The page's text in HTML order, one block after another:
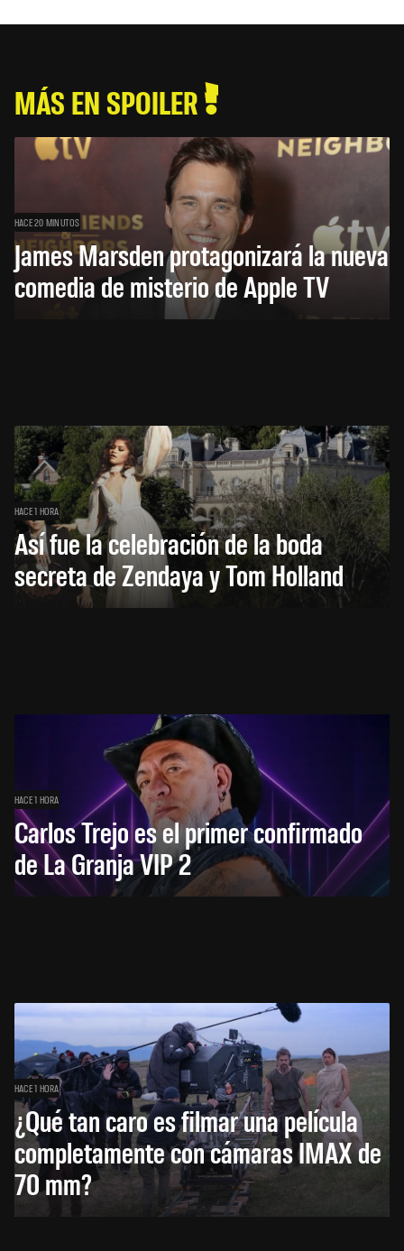
MÁS EN SPOILER
HACE 20 MINUTOS
James Marsden protagonizará la nueva
comedia de misterio de Apple TV
HACE 1 HORA
Así fue la celebración de la boda
secreta de Zendaya y Tom Holland
HACE 1 HORA
Carlos Trejo es el primer confirmado
de La Granja VIP 2
HACE 1 HORA
¿Qué tan caro es filmar una película
completamente con cámaras IMAX de
70 mm?